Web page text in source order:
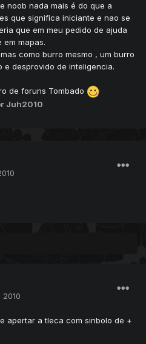
noob nada mais é do que a
que significa iniciante e nao se
que em meu pedido de ajuda
em mapas.
como burro mesmo , um burro
e desprovido de inteligencia.
de foruns Tombado
Juh2010
2010
apertar a tleca com sinbolo de +